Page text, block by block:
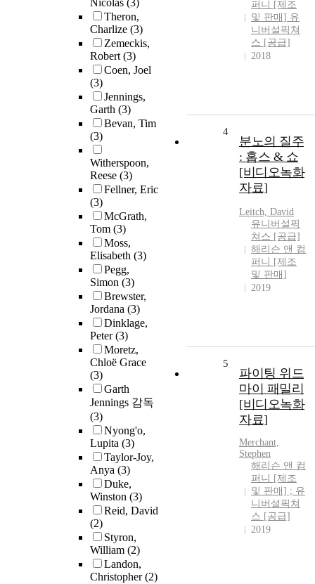
Nicolas (3)
Theron,
Charlize (3)
Zemeckis,
Robert(3)
Coen, Joel
(3)
Jennings,
Garth (3)
Bevan, Tim
(3)
Witherspoon,
Reese (3)
Fellner, Eric
(3)
McGrath,
Tom (3)
Moss,
Elisabeth (3)
Pegg,
Simon (3)
Brewster,
Jordana (3)
Dinklage,
Peter(3)
Moretz,
Chloë Grace
(3)
Garth
Jennings 감독
(3)
Nyong'o,
Lupita (3)
Taylor-Joy,
Anya (3)
Duke,
Winston (3)
Reid, David
(2)
Styron,
William (2)
Landon,
Christopher(2)
퍼니 [제조
및 판매] 유
니버설픽쳐
스 [공급]
2018
4
분노의 질주
: 홉스 & 쇼
[비디오녹화
자료]
Leitch, David
유니버설픽
쳐스 [공급]
해리슨 앤 컴
퍼니 [제조
및 판매]
2019
5
파이팅 위드
마이 패밀리
[비디오녹화
자료]
Merchant,
Stephen
해리슨 앤 컴
퍼니 [제조
및 판매] ; 유
니버설픽쳐
스 [공급]
2019